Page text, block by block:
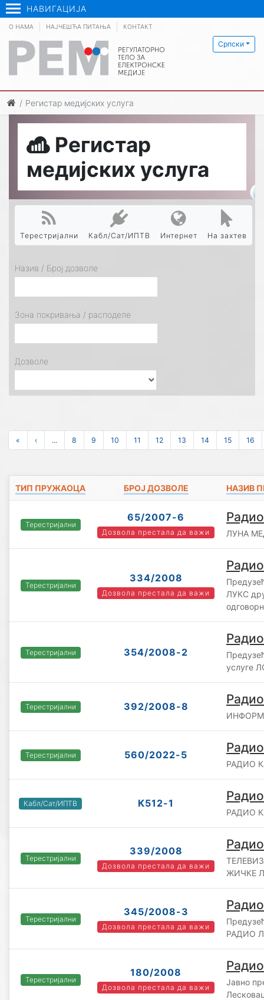
НАВИГАЦИЈА
Српски
О НАМА НАЈЧЕШЋА ПИТАЊА КОНТАКТ
Регистар медијских услуга
Регистар
медијских услуга
Терестријални Кабл/Сат/ИПТВ Интернет На захтев
Назив / Број дозволе
Зона покривања / расподеле
Дозволе
« ‹ ... 8 9 10 11 12 13 14 15 16
ТИП ПРУЖАОЦА БРОЈ ДОЗВОЛЕ НАЗИВ
Терестријални
65/2007-6
Дозвола престала да важи ЛУНА
Терестријални
334/2008
Дозвола престала да важи
ЛУКС
Терестријални 354/2008-2
услуге
Терестријални 392/2008-8
Терестријални 560/2022-5
РАДИО
Кабл/Сат/ИПТВ К512-1
РАДИО
Терестријални
339/2008
Дозвола престала да важи
ЖИЧКЕ
Терестријални
345/2008-3
Дозвола престала да важи
РАДИО
Терестријални
180/2008
Дозвола престала да важи
Јавно